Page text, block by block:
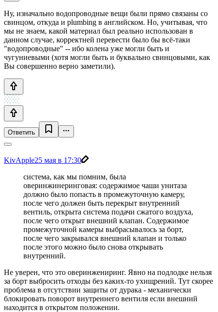
Ну, изначально водопроводные вещи были прямо связаны со
свинцом, откуда и plumbing в английском. Но, учитывая, что
мы не знаем, какой материал был реально использован в
данном случае, корректней перевести было бы всё-таки
"водопроводные" -- ибо колена уже могли быть и
чугуниевыми (хотя могли быть и буквально свинцовыми, как
Вы совершенно верно заметили).
Ответить
KivApple25 мая в 17:30
система, как мы помним, была
оверинжинеринговая: содержимое чаши унитаза
должно было попасть в промежуточную камеру,
после чего должен быть перекрыт внутренний
вентиль, открыта система подачи сжатого воздуха,
после чего открыт внешний клапан. Содержимое
промежуточной камеры выбрасывалось за борт,
после чего закрывался внешний клапан и только
после этого можно было снова открывать
внутренний.
Не уверен, что это оверинжениринг. Явно на подлодке нельзя
за борт выбросить отходы без каких-то ухищрений. Тут скорее
проблема в отсутствии защиты от дурака - механически
блокировать поворот внутреннего вентиля если внешний
находится в открытом положении.